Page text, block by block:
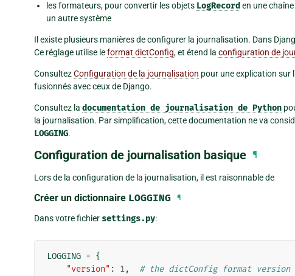
les formateurs, pour convertir les objets LogRecord en une
un autre système
Il existe plusieurs manières de configurer la journalisation. Dans
Ce réglage utilise leformat dictConfig, et étend la configuration de
ConsultezConfiguration de la journalisation pour une explication sur
fusionnés avec ceux de Django.
Consultez la documentation de journalisation de Python
la journalisation. Par simplification, cette documentation ne va
LOGGING.
Configuration de journalisation basique ¶
Lors de la configuration de la journalisation, il est raisonnable de
Créer un dictionnaire LOGGING ¶
Dans votre fichier settings.py:
LOGGING = {
"version" : 1,
# the dictConfig format version